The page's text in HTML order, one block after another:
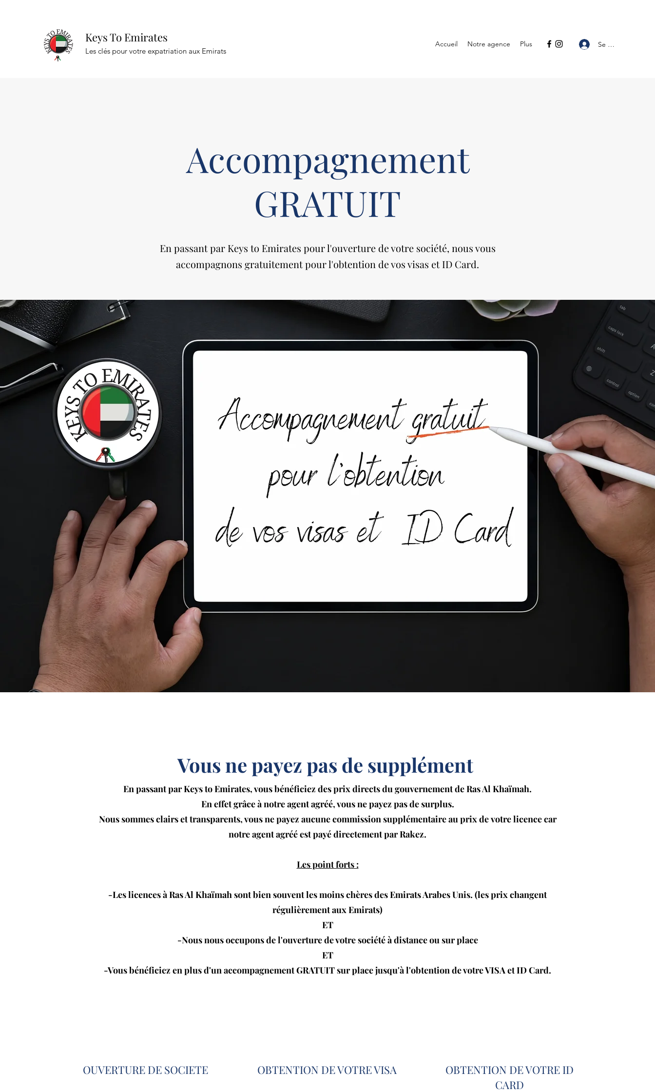
Keys To Emirates
Les clés pour votre expatriation aux Emirats
Accueil Notre agence Plus Se connecter
Accompagnement
GRATUIT
En passant par Keys to Emirates pour l'ouverture de votre société, nous vous
accompagnons gratuitement pour l'obtention de vos visas et ID Card.
Vous ne payez pas de supplément
En passant par Keys to Emirates, vous bénéficiez des prix directs du gouvernement de Ras Al Khaïmah.
En effet grâce à notre agent agréé, vous ne payez pas de surplus.
Nous sommes clairs et transparents, vous ne payez aucune commission supplémentaire au prix de votre licence car
notre agent agréé est payé directement par Rakez.
Les point forts :
-Les licences à Ras Al Khaïmah sont bien souvent les moins chères des Emirats Arabes Unis. (les prix changent
régulièrement aux Emirats)
ET
-Nous nous occupons de l'ouverture de votre société à distance ou sur place
ET
-Vous bénéficiez en plus d'un accompagnement GRATUIT sur place jusqu'à l'obtention de votre VISA et ID Card.
OUVERTURE DE SOCIETE OBTENTION DE VOTRE VISA
OBTENTION DE VOTRE ID
CARD